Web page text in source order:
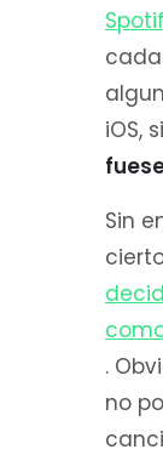
iOS,
Sin
.
no